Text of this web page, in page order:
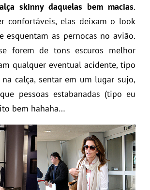
skinny daquelas bem macias.
confortáveis, elas deixam o look
esquentam as pernocas no avião.
forem de tons escuros melhor
qualquer eventual acidente, tipo
calça, sentar em um lugar sujo,
pessoas estabanadas (tipo eu
bem hahaha…